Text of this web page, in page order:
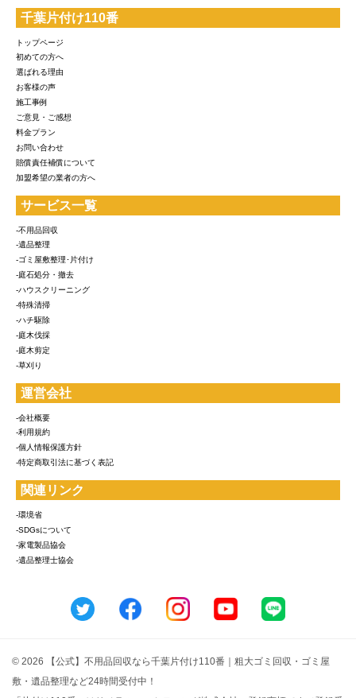
千葉片付け110番
トップページ
初めての方へ
選ばれる理由
お客様の声
施工事例
ご意見・ご感想
料金プラン
お問い合わせ
賠償責任補償について
加盟希望の業者の方へ
サービス一覧
-不用品回収
-遺品整理
-ゴミ屋敷整理･片付け
-庭石処分・撤去
-ハウスクリーニング
-特殊清掃
-ハチ駆除
-庭木伐採
-庭木剪定
-草刈り
運営会社
-会社概要
-利用規約
-個人情報保護方針
-特定商取引法に基づく表記
関連リンク
-環境省
-SDGsについて
-家電製品協会
-遺品整理士協会
© 2026 【公式】不用品回収なら千葉片付け110番｜粗大ゴミ回収・ゴミ屋
敷・遺品整理など24時間受付中！